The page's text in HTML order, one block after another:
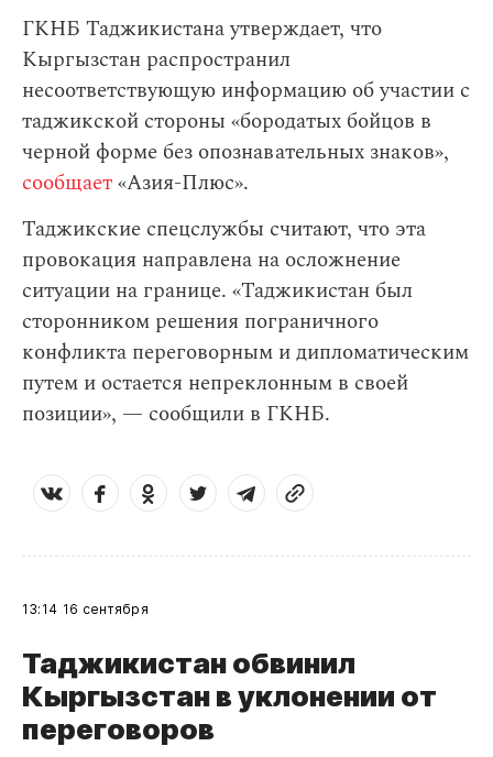
ГКНБ Таджикистана утверждает, что
Кыргызстан распространил
несоответствующую информацию об участии с
таджикской стороны «бородатых бойцов в
черной форме без опознавательных знаков»,
сообщает«Азия-Плюс».
Таджикские спецслужбы считают, что эта
провокация направлена на осложнение
ситуации на границе. «Таджикистан был
сторонником решения пограничного
конфликта переговорным и дипломатическим
путем и остается непреклонным в своей
позиции», — сообщили в ГКНБ.
13:14 16 сентября
Таджикистан обвинил
Кыргызстан в уклонении от
переговоров